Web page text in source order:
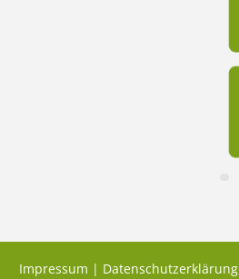
Impressum | Datenschutzerklärung